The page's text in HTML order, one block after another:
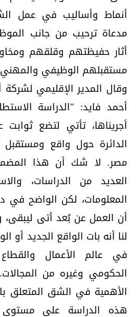
أنماط وأساليب في عمل
مدعاة ترحيب من جانب
أثار حفيظتهم وقلقهم
مستقبلهم الوظيفي
وقال المدير الإقليمي لشركة
أحمد فايد: "الدراسة
أجريناها، تأتي لتضع
الدائرة حول واقع
مصر. لا شك أن هذا
العديد من الدراسات،
المعلومات، لكن الواضح في
أن العمل عن بُعد أتى ليبقى،
لنا أنه بات الواقع الجديد أو
في عالم الأعمال
الحكومي وغيره من المجالات.
الأهمية في الشق المتعلق
هذه الدراسة على